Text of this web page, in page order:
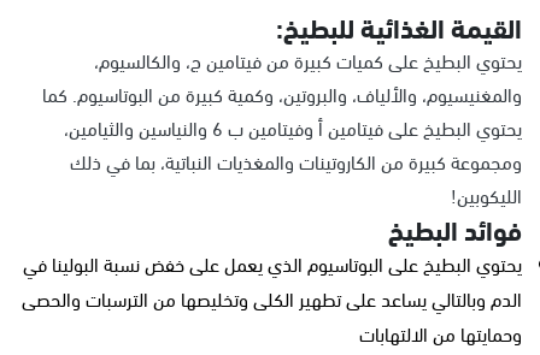
القيمة الغذائية للبطيخ:
يحتوي البطيخ على كميات كبيرة من فيتامين ج، والكالسيوم،
والمغنيسيوم، والألياف، والبروتين، وكمية كبيرة من البوتاسيوم. كما
يحتوي البطيخ على فيتامين أ وفيتامين ب 6 والنياسين والثيامين،
ومجموعة كبيرة من الكاروتينات والمغذيات النباتية، بما في ذلك
الليكوبين!
فوائد البطيخ
يحتوي البطيخ على البوتاسيوم الذي يعمل على خفض نسبة البولينا في
الدم وبالتالي يساعد على تطهير الكلى وتخليصها من الترسبات والحصى
وحمايتها من الالتهابات